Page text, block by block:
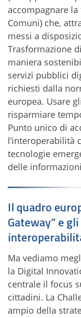
accompagnare
Comuni) che,
messi a
Trasformazione
maniera
servizi pubblici
richiesti dalla
europea. Usare
risparmiare
Punto unico di
l’interoperabilità
tecnologie
delle
Il quadro
Gateway” e
Ma vediamo
la Digital
centrale il focus
cittadini. La
ampio della